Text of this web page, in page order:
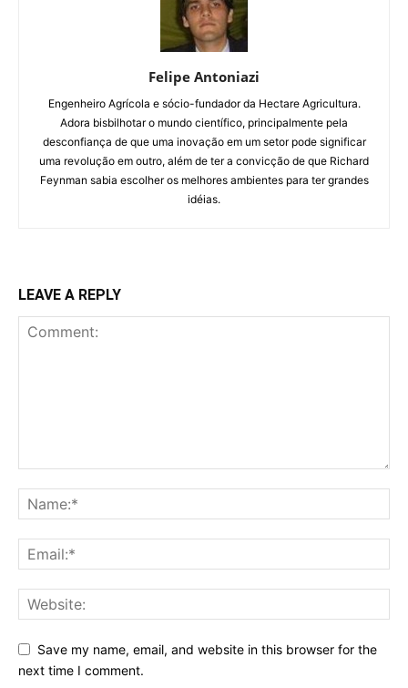
Felipe Antoniazi
Engenheiro Agrícola e sócio-fundador da Hectare Agricultura.
Adora bisbilhotar o mundo científico, principalmente pela
desconfiança de que uma inovação em um setor pode significar
uma revolução em outro, além de ter a convicção de que Richard
Feynman sabia escolher os melhores ambientes para ter grandes
idéias.
LEAVE A REPLY
Save my name, email, and website in this browser for the
next time I comment.